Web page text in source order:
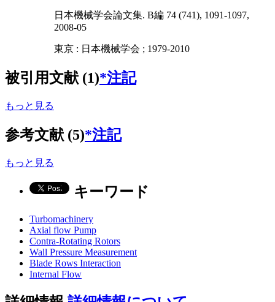
日本機械学会論文集. B編 74 (741), 1091-1097,
2008-05
東京 : 日本機械学会 ; 1979-2010
被引用文献 (1)*注記
もっと見る
参考文献 (5)*注記
もっと見る
キーワード
Turbomachinery
Axial flow Pump
Contra-Rotating Rotors
Wall Pressure Measurement
Blade Rows Interaction
Internal Flow